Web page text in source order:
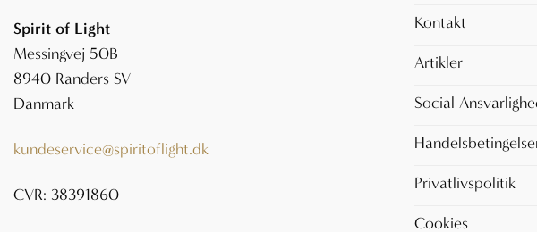
Spirit of Light
Messingvej 50B
8940 Randers SV
Danmark
kundeservice@spiritoflight.dk
CVR: 38391860
Kontakt
Artikler
Social
Privatlivspolitik
Cookies